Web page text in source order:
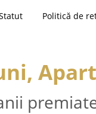
Politică de